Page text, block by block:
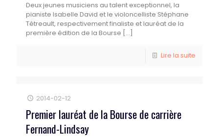
Deux jeunes musiciens au talent exceptionnel, la
pianiste Isabelle David et le violoncelliste Stéphane
Tétreault, respectivement finaliste et lauréat de la
première édition de la Bourse […]
Lire la suite
2014-02-12
Premier lauréat de la Bourse de carrière
Fernand-Lindsay